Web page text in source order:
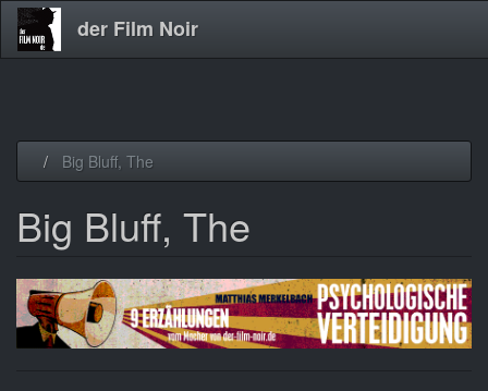
der Film Noir
Big Bluff, The
Big Bluff, The